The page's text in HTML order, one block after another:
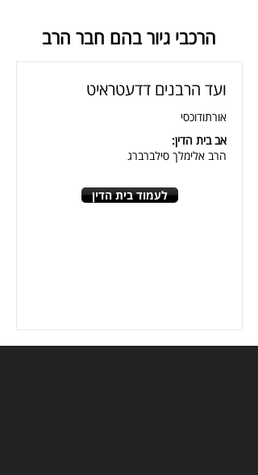
הרכבי גיור בהם חבר הרב
ועד הרבנים דדעטראיט
אורתודוכסי
אב בית הדין:
הרב אלימלך סילברברג
לעמוד בית הדין